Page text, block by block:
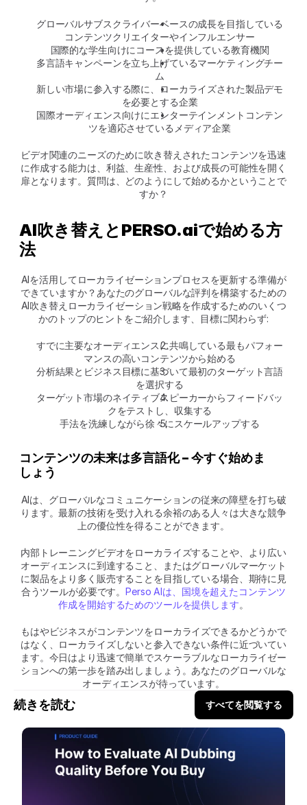
グローバルサブスクライバーベースの成長を目指している
コンテンツクリエイターやインフルエンサー
国際的な学生向けにコースを提供している教育機関
多言語キャンペーンを立ち上げているマーケティングチー
ム
新しい市場に参入する際に、ローカライズされた製品デモ
を必要とする企業
国際オーディエンス向けにエンターテインメントコンテン
ツを適応させているメディア企業
ビデオ関連のニーズのために吹き替えされたコンテンツを迅速
に作成する能力は、利益、生産性、および成長の可能性を開く
扉となります。質問は、どのようにして始めるかということで
すか？
AI吹き替えとPERSO.aiで始める方
法
AIを活用してローカライゼーションプロセスを更新する準備が
できていますか？あなたのグローバルな評判を構築するための
AI吹き替えローカライゼーション戦略を作成するためのいくつ
かのトップのヒントをご紹介します、目標に関わらず:
すでに主要なオーディエンスに共鳴している最もパフォー
マンスの高いコンテンツから始める
分析結果とビジネス目標に基づいて最初のターゲット言語
を選択する
ターゲット市場のネイティブスピーカーからフィードバッ
クをテストし、収集する
手法を洗練しながら徐々にスケールアップする
コンテンツの未来は多言語化 – 今すぐ始めま
しょう
AIは、グローバルなコミュニケーションの従来の障壁を打ち破
ります。最新の技術を受け入れる余裕のある人々は大きな競争
上の優位性を得ることができます。
内部トレーニングビデオをローカライズすることや、より広い
オーディエンスに到達すること、またはグローバルマーケット
に製品をより多く販売することを目指している場合、期待に見
合うツールが必要です。Perso AIは、国境を超えたコンテンツ
作成を開始するためのツールを提供します。
もはやビジネスがコンテンツをローカライズできるかどうかで
はなく、ローカライズしないと参入できない条件に近づいてい
ます。今日はより迅速で簡単でスケーラブルなローカライゼー
ションへの第一歩を踏み出しましょう。あなたのグローバルな
オーディエンスが待っています。
続きを読む すべてを閲覧する